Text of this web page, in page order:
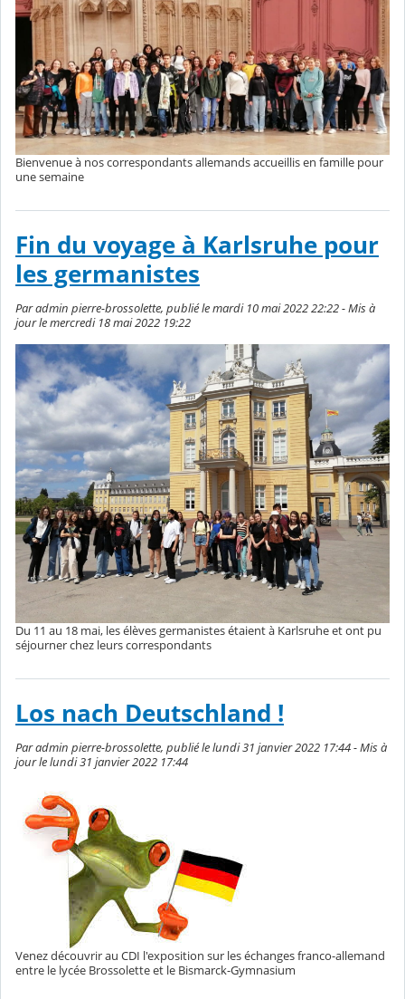
Bienvenue à nos correspondants allemands accueillis en famille pour
une semaine
Fin du voyage à Karlsruhe pour
les germanistes
Par admin pierre-brossolette, publié le mardi 10 mai 2022 22:22 - Mis à
jour le mercredi 18 mai 2022 19:22
Du 11 au 18 mai, les élèves germanistes étaient à Karlsruhe et ont pu
séjourner chez leurs correspondants
Los nach Deutschland !
Par admin pierre-brossolette, publié le lundi 31 janvier 2022 17:44 - Mis à
jour le lundi 31 janvier 2022 17:44
Venez découvrir au CDI l'exposition sur les échanges franco-allemand
entre le lycée Brossolette et le Bismarck-Gymnasium